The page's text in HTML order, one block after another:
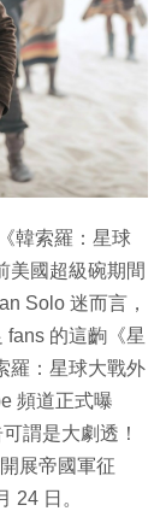
韓索羅：星球
美國超級碗期間
Solo 迷而言，
fans 的這齣《星
羅：星球大戰外
頻道正式曝
謂是大劇透！
展帝國軍征
24 日。